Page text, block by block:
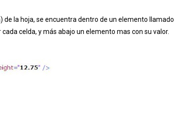
la hoja, se encuentra dentro de un elemento llamado
celda, y más abajo un elemento mas con su valor.